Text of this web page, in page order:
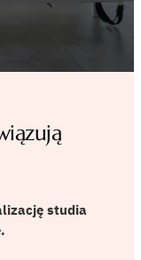
studia